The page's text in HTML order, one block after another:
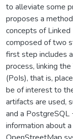
to alleviate some
proposes a
concepts of Linked
composed of two
first step includes
process, linking
(PoIs), that is,
be of interest to
artifacts are used,
and a
information about